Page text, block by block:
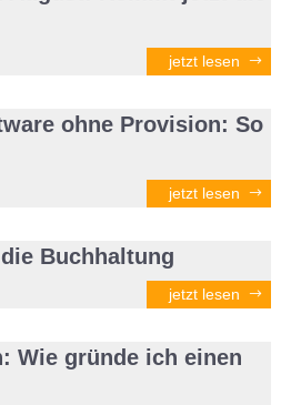
jetzt lesen
ohne Provision: So
jetzt lesen
Buchhaltung
jetzt lesen
Wie gründe ich einen